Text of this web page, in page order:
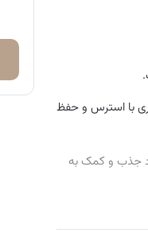
با استرس و حفظ
جذب و کمک به